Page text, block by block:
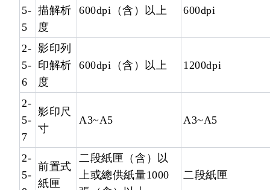
5-
5
描解析
度
600dpi（含）以上 600dpi
2-
5-
6
影印列
印解析
度
600dpi（含）以上 1200dpi
2-
5-
7
影印尺
寸
A3~A5 A3~A5
2-
5-
前置式
紙匣
二段紙匣（含）以
上或總供紙量1000
二段紙匣